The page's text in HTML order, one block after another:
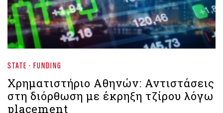
STATE - FUNDING
Χρηματιστήριο Αθηνών: Αντιστάσεις
στη διόρθωση με έκρηξη τζίρου λόγω
placement